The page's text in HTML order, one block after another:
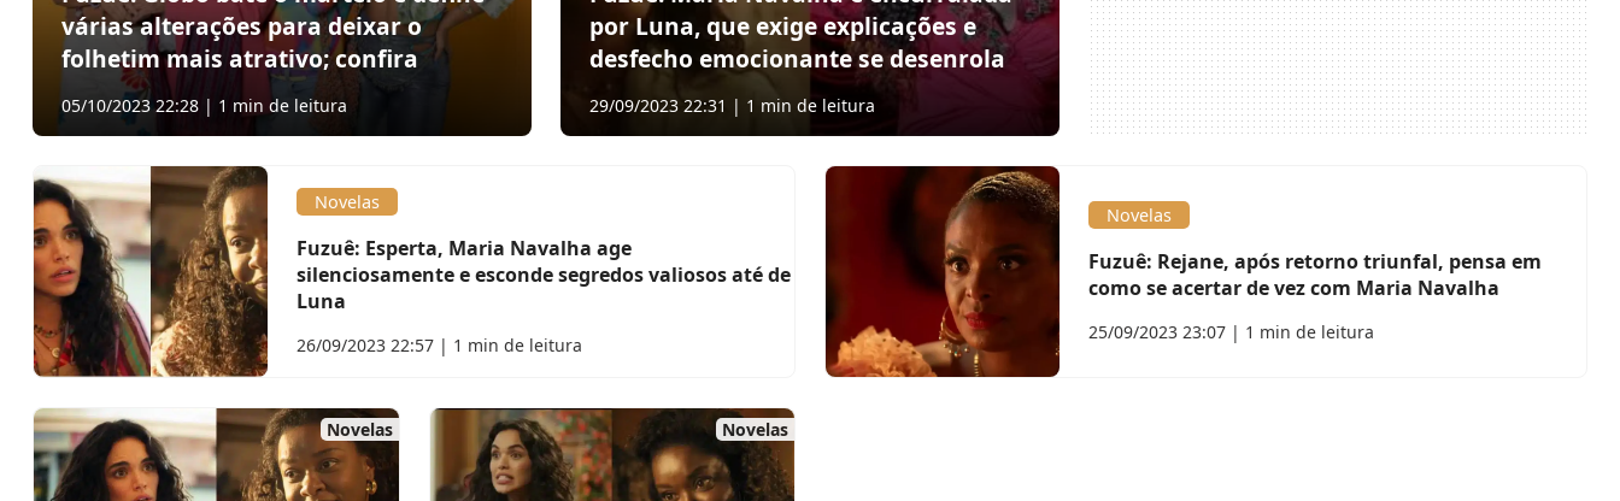
várias alterações para deixar o
folhetim mais atrativo; confira
05/10/2023 22:28 | 1 min de leitura
por Luna, que exige explicações e
desfecho emocionante se desenrola
29/09/2023 22:31 | 1 min de leitura
Novelas
Fuzuê: Esperta, Maria Navalha age
silenciosamente e esconde segredos valiosos até de
Luna
26/09/2023 22:57 | 1 min de leitura
Novelas
Fuzuê: Rejane, após retorno triunfal, pensa em
como se acertar de vez com Maria Navalha
25/09/2023 23:07 | 1 min de leitura
Novelas Novelas